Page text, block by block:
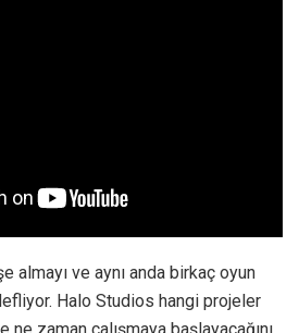
almayı ve aynı anda birkaç oyun
Halo Studios hangi projeler